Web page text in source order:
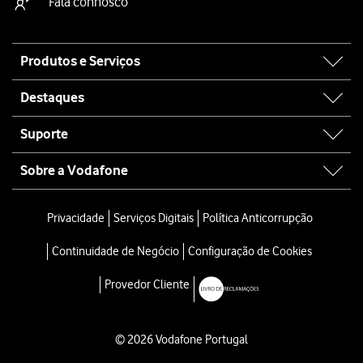
map
Produtos e Serviços
Destaques
Suporte
Sobre a Vodafone
Privacidade Serviços Digitais Política Anticorrupção
Continuidade de Negócio Configuração de Cookies
Provedor Cliente
© 2026 Vodafone Portugal